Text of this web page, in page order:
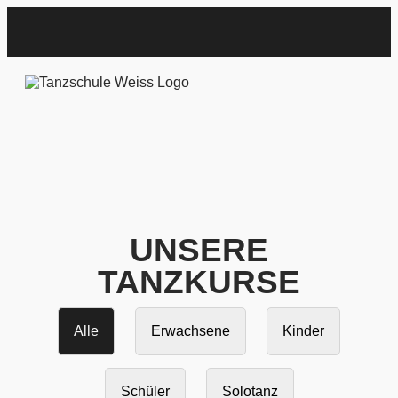
UNSERE
TANZKURSE
Alle Erwachsene Kinder
Schüler Solotanz